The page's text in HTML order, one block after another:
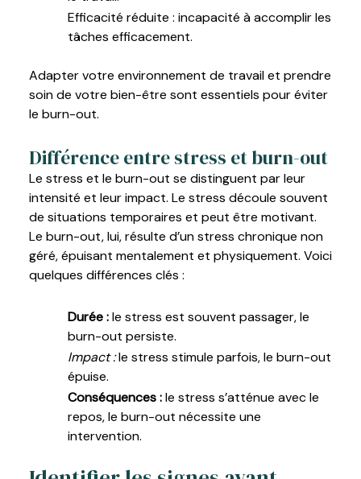
Efficacité réduite : incapacité à accomplir les
tâches efficacement.
Adapter votre environnement de travail et prendre
soin de votre bien-être sont essentiels pour éviter
le burn-out.
Différence entre stress et burn-out
Le stress et le burn-out se distinguent par leur
intensité et leur impact. Le stress découle souvent
de situations temporaires et peut être motivant.
Le burn-out, lui, résulte d’un stress chronique non
géré, épuisant mentalement et physiquement. Voici
quelques différences clés :
Durée :le stress est souvent passager, le
burn-out persiste.
Impact :le stress stimule parfois, le burn-out
épuise.
Conséquences :le stress s’atténue avec le
repos, le burn-out nécessite une
intervention.